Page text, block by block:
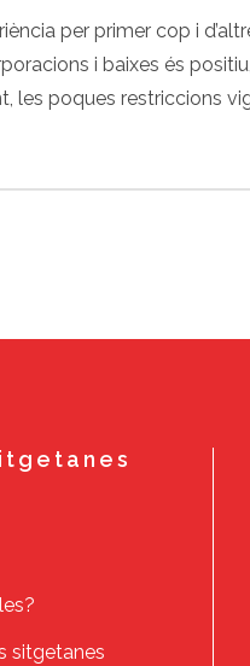
per primer cop i
i baixes és
poques restriccions
sitgetanes